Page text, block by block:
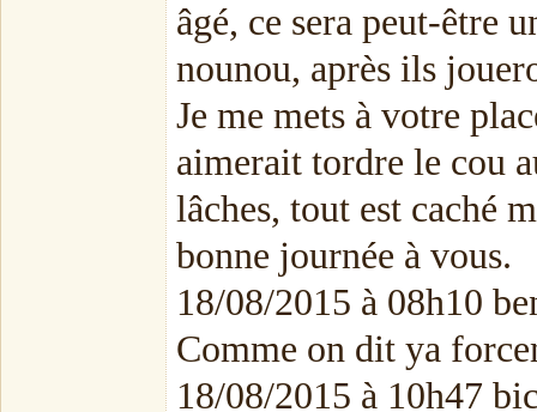
âgé, ce sera peut-être
nounou, après ils
Je me mets à votre
aimerait tordre le cou
lâches, tout est caché
bonne journée à vous.
18/08/2015 à 08h10
Comme on dit ya
18/08/2015 à 10h47